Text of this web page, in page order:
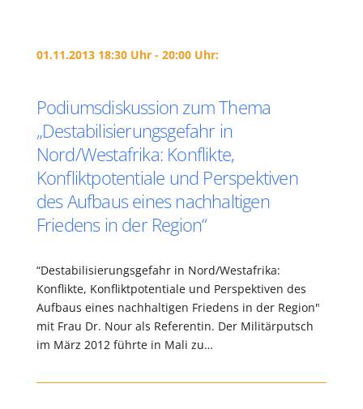
01.11.2013 18:30 Uhr - 20:00 Uhr:
Podiumsdiskussion zum Thema
„Destabilisierungsgefahr in
Nord/Westafrika: Konflikte,
Konfliktpotentiale und Perspektiven
des Aufbaus eines nachhaltigen
Friedens in der Region“
“Destabilisierungsgefahr in Nord/Westafrika:
Konflikte, Konfliktpotentiale und Perspektiven des
Aufbaus eines nachhaltigen Friedens in der Region"
mit Frau Dr. Nour als Referentin. Der Militärputsch
im März 2012 führte in Mali zu…